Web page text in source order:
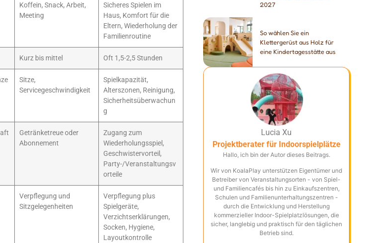
Koffein, Snack, Arbeit,
Meeting
Sicheres Spielen im
Haus, Komfort für die
Eltern, Wiederholung der
Familienroutine
Kurz bis mittel Oft 1,5-2,5 Stunden
Sitze,
Servicegeschwindigkeit
Spielkapazität,
Alterszonen, Reinigung,
Sicherheitsüberwachun
g
Getränketreue oder
Abonnement
Zugang zum
Wiederholungsspiel,
Geschwistervorteil,
Party-/Veranstaltungsv
orteile
Verpflegung und
Sitzgelegenheiten
Verpflegung plus
Spielgeräte,
Verzichtserklärungen,
Socken, Hygiene,
Layoutkontrolle
2027
So wählen Sie ein
Klettergerüst aus Holz für
eine Kindertagesstätte aus
Lucia Xu
Projektberater für Indoorspielplätze
Hallo, ich bin der Autor dieses Beitrags.
Wir von KoalaPlay unterstützen Eigentümer und
Betreiber von Veranstaltungsorten - von Spiel-
und Familiencafés bis hin zu Einkaufszentren,
Schulen und Familienunterhaltungszentren -
durch die Entwicklung und Herstellung
kommerzieller Indoor-Spielplatzlösungen, die
sicher, langlebig und praktisch für den täglichen
Betrieb sind.